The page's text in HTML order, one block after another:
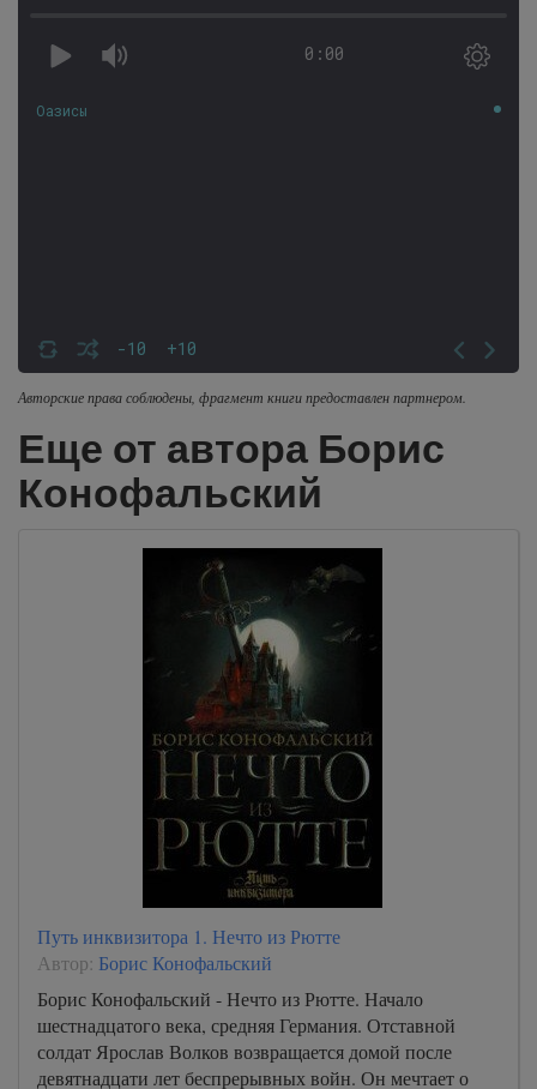
0:00
-10 +10
Оазисы
Авторские права соблюдены, фрагмент книги предоставлен партнером.
Еще от автора Борис
Конофальский
Путь инквизитора 1. Нечто из Рютте
Автор: Борис Конофальский
Борис Конофальский - Нечто из Рютте. Начало
шестнадцатого века, средняя Германия. Отставной
солдат Ярослав Волков возвращается домой после
девятнадцати лет беспрерывных войн. Он мечтает о